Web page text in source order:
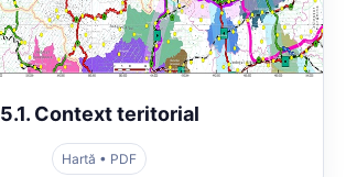
5.1. Context teritorial
Hartă • PDF